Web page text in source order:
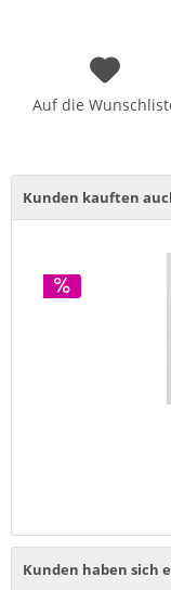
Auf die
Kunden kauften
Kunden haben sich